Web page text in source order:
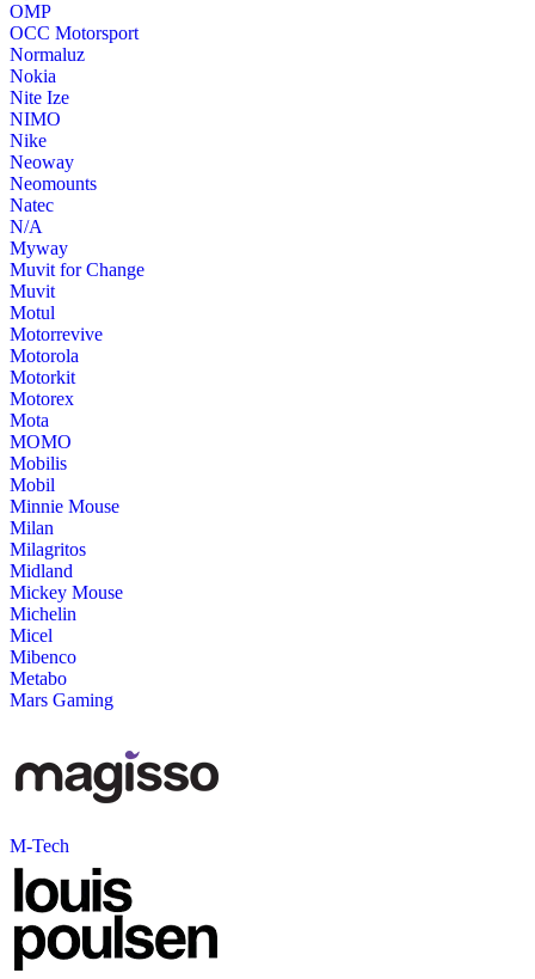
OMP
OCC Motorsport
Normaluz
Nokia
Nite Ize
NIMO
Nike
Neoway
Neomounts
Natec
N/A
Myway
Muvit for Change
Muvit
Motul
Motorrevive
Motorola
Motorkit
Motorex
Mota
MOMO
Mobilis
Mobil
Minnie Mouse
Milan
Milagritos
Midland
Mickey Mouse
Michelin
Micel
Mibenco
Metabo
Mars Gaming
M-Tech